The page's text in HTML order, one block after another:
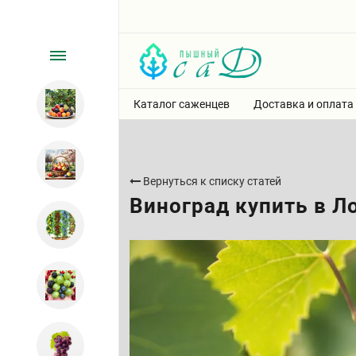
Каталог саженцев Доставка и оплата
Вернуться к списку статей
Виноград купить в